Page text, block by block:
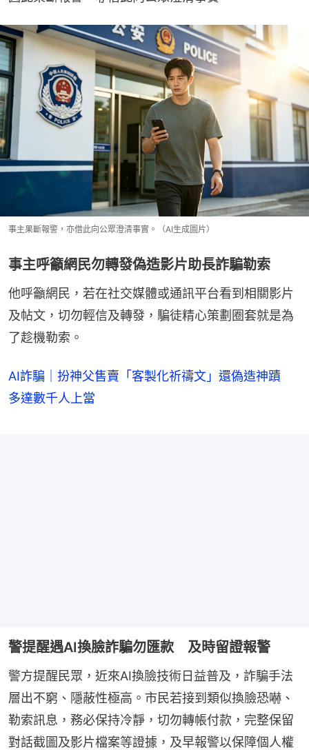
事主果斷報警，亦借此向公眾澄清事實。（AI生成圖片）
事主呼籲網民勿轉發偽造影片助長詐騙勒索
他呼籲網民，若在社交媒體或通訊平台看到相關影片
及帖文，切勿輕信及轉發，騙徒精心策劃圈套就是為
了趁機勒索。
AI詐騙｜扮神父售賣「客製化祈禱文」還偽造神蹟
多達數千人上當
警提醒遇AI換臉詐騙勿匯款 及時留證報警
警方提醒民眾，近來AI換臉技術日益普及，詐騙手法
層出不窮、隱蔽性極高。市民若接到類似換臉恐嚇、
勒索訊息，務必保持冷靜，切勿轉帳付款，完整保留
對話截圖及影片檔案等證據，及早報警以保障個人權